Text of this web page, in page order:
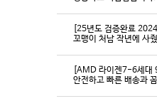
[25년도 검증완료
꼬맹이 처남 작년에 사
[AMD 라이젠7-6세대